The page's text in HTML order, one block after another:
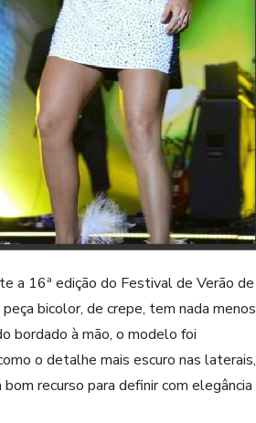
a 16ª edição do Festival de Verão de
bicolor, de crepe, tem nada menos
bordado à mão, o modelo foi
o detalhe mais escuro nas laterais,
recurso para definir com elegância